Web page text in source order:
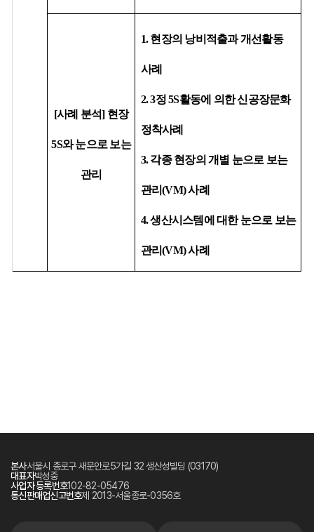
[사례 분석] 현장
5S와눈으로보는
관리
1.현장의 낭비적출과 개선활동
사례
2. 3정5S활동에 의한 신공장문화
정착사례
3.각종현장의 개별 눈으로 보는
관리(VM)사례
4.생산시스템에대한 눈으로 보는
관리(VM)사례
본사서울시 종로구 새문안로5가길 32 생산성빌딩 (03170)
대표자박성중
사업자 등록번호102-82-05476
통신판매업신고번호제 2013-서울종로-0356호